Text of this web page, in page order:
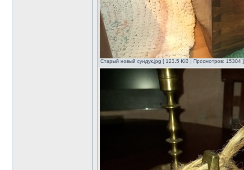
Старый новый сундук.jpg [ 123.5 KiB | Просмотров: 15304 ]